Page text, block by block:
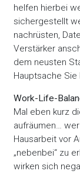
helfen hierbei
sichergestellt
nachrüsten,
Verstärker
dem neusten
Hauptsache
Work-Life-
Mal eben kurz
aufräumen…
Hausarbeit vor
„nebenbei“ zu
wirken sich